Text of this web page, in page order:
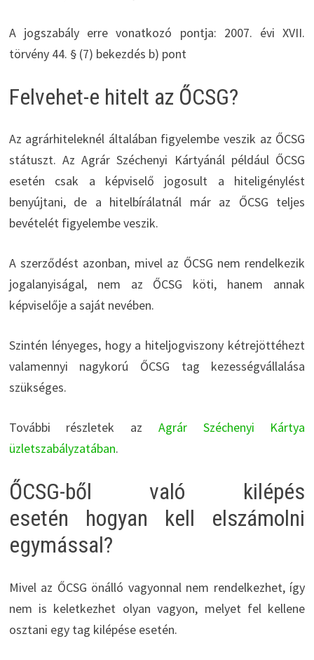
A jogszabály erre vonatkozó pontja: 2007. évi XVII.
törvény 44. § (7) bekezdés b) pont
Felvehet-e hitelt az ŐCSG?
Az agrárhiteleknél általában figyelembe veszik az ŐCSG
státuszt. Az Agrár Széchenyi Kártyánál például ŐCSG
esetén csak a képviselő jogosult a hiteligénylést
benyújtani, de a hitelbírálatnál már az ŐCSG teljes
bevételét figyelembe veszik.
A szerződést azonban, mivel az ŐCSG nem rendelkezik
jogalanyiságal, nem az ŐCSG köti, hanem annak
képviselője a saját nevében.
Szintén lényeges, hogy a hiteljogviszony kétrejöttéhezt
valamennyi nagykorú ŐCSG tag kezességvállalása
szükséges.
További részletek az Agrár Széchenyi Kártya
üzletszabályzatában.
ŐCSG-ből való kilépés
esetén hogyan kell elszámolni
egymással?
Mivel az ŐCSG önálló vagyonnal nem rendelkezhet, így
nem is keletkezhet olyan vagyon, melyet fel kellene
osztani egy tag kilépése esetén.